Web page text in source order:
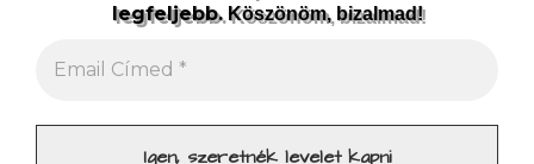
legfeljebb.Köszönöm, bizalmad!